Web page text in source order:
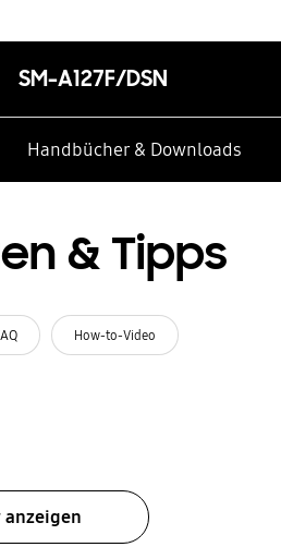
SM-A127F/DSN
Handbücher & Downloads
& Tipps
How-to-Video
anzeigen